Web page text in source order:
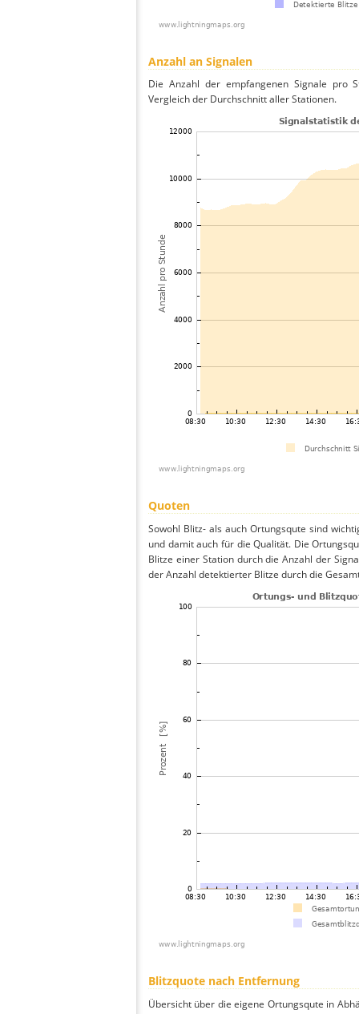
Anzahl an Signalen
Die Anzahl der empfangenen Signale pro
Vergleich der Durchschnitt aller Stationen.
Quoten
Sowohl Blitz- als auch Ortungsqute sind
und damit auch für die Qualität. Die
Blitze einer Station durch die Anzahl der
der Anzahl detektierter Blitze durch die
Blitzquote nach Entfernung
Übersicht über die eigene Ortungsqute in